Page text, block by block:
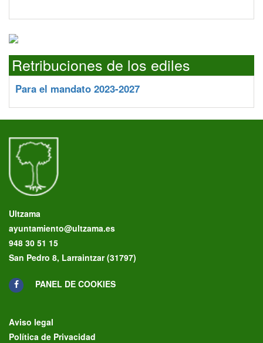
Retribuciones de los ediles
Para el mandato 2023-2027
Ultzama
ayuntamiento@ultzama.es
948 30 51 15
San Pedro 8, Larraintzar (31797)
PANEL DE COOKIES
Aviso legal
Política de Privacidad